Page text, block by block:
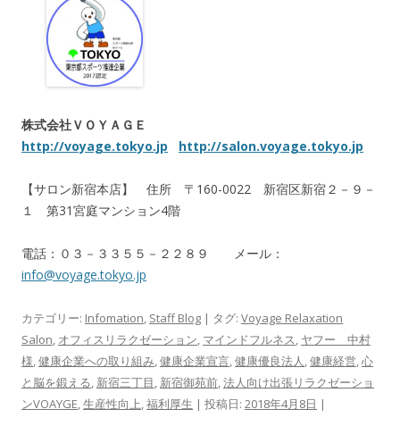
株式会社ＶＯＹＡＧＥ
http://voyage.tokyo.jp
http://salon.voyage.tokyo.jp
【サロン新宿本店】 住所 〒160-0022 新宿区新宿２－９－
１ 第31宮庭マンション4階
電話：０３－３３５５－２２８９ メール：
info@voyage.tokyo.jp
カテゴリー: Infomation, Staff Blog | タグ: Voyage Relaxation
Salon, オフィスリラクゼーション, マインドフルネス, ヤフー 中村
様,健康企業への取り組み,健康企業宣言,健康優良法人,健康経営,心
と脳を鍛える, 新宿三丁目, 新宿御苑前,法人向け出張リラクゼーショ
ンVOAYGE,生産性向上,福利厚生 | 投稿日: 2018年4月8日 |